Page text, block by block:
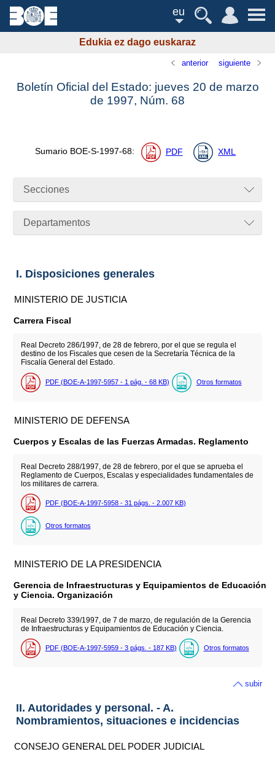
eu
Edukia ez dago euskaraz
anterior siguiente
Boletín Oficial del Estado: jueves 20 de marzo
de 1997, Núm. 68
Sumario BOE-S-1997-68: PDF XML
Secciones
Departamentos
I. Disposiciones generales
MINISTERIO DE JUSTICIA
Carrera Fiscal
Real Decreto 286/1997, de 28 de febrero, por el que se regula el
destino de los Fiscales que cesen de la Secretaría Técnica de la
Fiscalía General del Estado.
PDF (BOE-A-1997-5957 - 1 pág. - 68 KB) Otros formatos
MINISTERIO DE DEFENSA
Cuerpos y Escalas de las Fuerzas Armadas. Reglamento
Real Decreto 288/1997, de 28 de febrero, por el que se aprueba el
Reglamento de Cuerpos, Escalas y especialidades fundamentales de
los militares de carrera.
PDF (BOE-A-1997-5958 - 31 págs. - 2.007 KB)
Otros formatos
MINISTERIO DE LA PRESIDENCIA
Gerencia de Infraestructuras y Equipamientos de Educación
y Ciencia. Organización
Real Decreto 339/1997, de 7 de marzo, de regulación de la Gerencia
de Infraestructuras y Equipamientos de Educación y Ciencia.
PDF (BOE-A-1997-5959 - 3 págs. - 187 KB) Otros formatos
subir
II. Autoridades y personal. - A.
Nombramientos, situaciones e incidencias
CONSEJO GENERAL DEL PODER JUDICIAL